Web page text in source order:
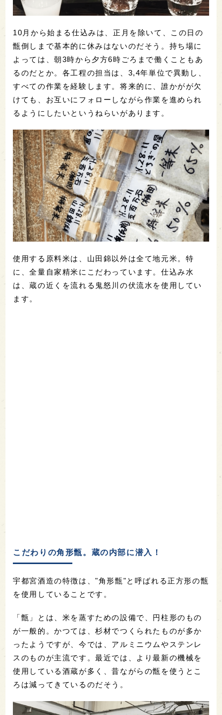
10月から始まる仕込みは、正月を除いて、この日の
甑倒しまで基本的に休みはないのだそう。持ち場に
よっては、朝3時から夕方6時ごろまで働くこともあ
るのだとか。各工程の担当は、3,4年単位で異動し、
すべての作業を経験します。将来的に、誰かがが欠
けても、お互いにフォローしながら作業を進められ
るようにしたいというねらいがあります。
使用する原料米は、山田錦以外は全て地元米。特
に、全量自家精米にこだわっています。仕込み水
は、蔵の近くを流れる鬼怒川の伏流水を使用してい
ます。
こだわりの角形甑。蔵の内部に潜入！
宇都宮酒造の特徴は、"角形甑"と呼ばれる正方形の甑
を使用していることです。
「甑」とは、米を蒸すための設備で、円柱形のもの
が一般的。かつては、杉材でつくられたものが多か
ったようですが、今では、アルミニウムやステンレ
スのものが主流です。最近では、より最新の機械を
使用している酒蔵が多く、昔ながらの甑を使うとこ
ろは減ってきているのだそう。